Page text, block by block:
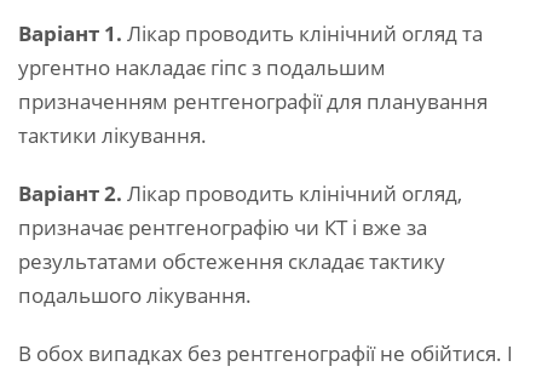
Варіант 1. Лікар проводить клінічний огляд та
ургентно накладає гіпс з подальшим
призначенням рентгенографії для планування
тактики лікування.
Варіант 2. Лікар проводить клінічний огляд,
призначає рентгенографію чи КТ і вже за
результатами обстеження складає тактику
подальшого лікування.
В обох випадках без рентгенографії не обійтися. І